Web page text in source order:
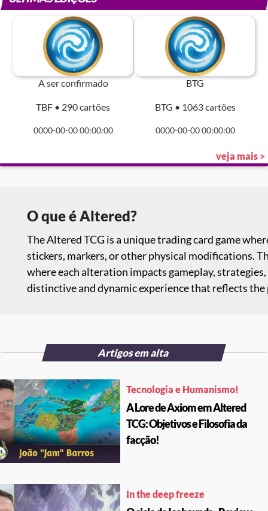
A ser confirmado
TBF • 290 cartões
0000-00-00 00:00:00
BTG
BTG • 1063 cartões
0000-00-00 00:00:00
veja mais >
O que é Altered?
The Altered TCG is a unique trading card game
stickers, markers, or other physical modifications.
where each alteration impacts gameplay,
distinctive and dynamic experience that reflects
Artigos em alta
Tecnologia e Humanismo!
A Lore de Axiom em Altered
TCG: Objetivos e Filosofia da
facção!
In the deep freeze